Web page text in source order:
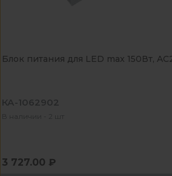
Блок питания для LED max 150Вт,
КА-1062902
В наличии - 2 шт
3 727.00 ₽